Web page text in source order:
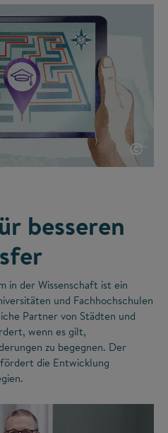
©
besseren
in der Wissenschaft ist ein
und Fachhochschulen
Partner von Städten und
wenn es gilt,
zu begegnen. Der
die Entwicklung